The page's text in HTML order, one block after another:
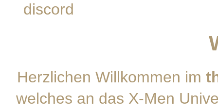
discord
Herzlichen Willkommen im
welches an das X-Men